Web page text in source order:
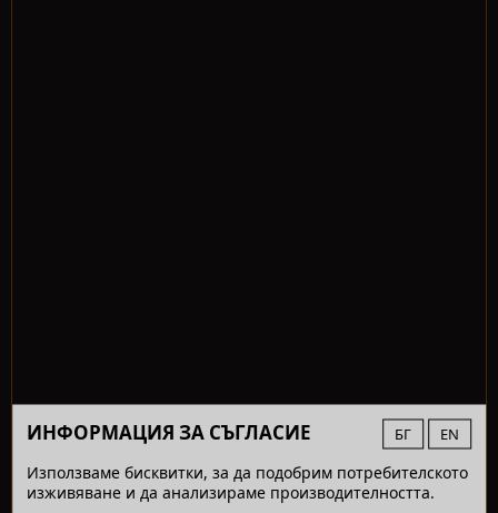
ИНФОРМАЦИЯ ЗА СЪГЛАСИЕ БГ EN
Използваме бисквитки, за да подобрим потребителското
изживяване и да анализираме производителността.